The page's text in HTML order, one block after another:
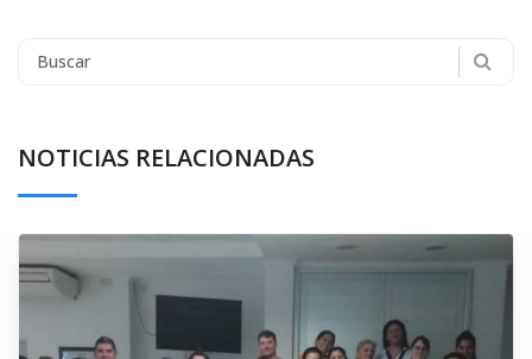
Search
NOTICIAS RELACIONADAS